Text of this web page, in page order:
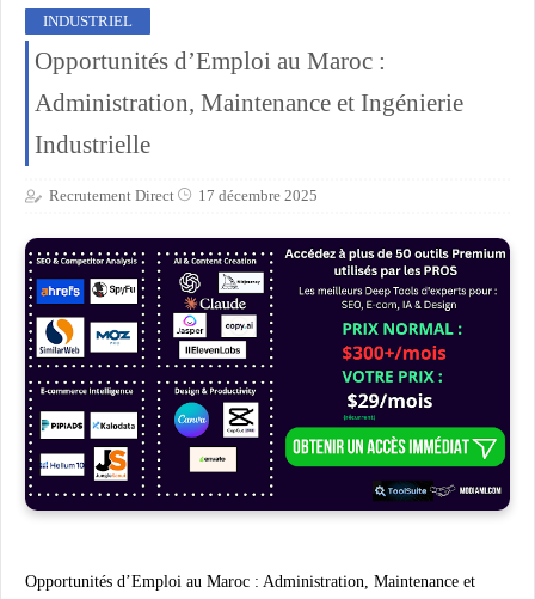
INDUSTRIEL
Opportunités d’Emploi au Maroc :
Administration, Maintenance et Ingénierie
Industrielle
Recrutement Direct 17 décembre 2025
Opportunités d’Emploi au Maroc : Administration, Maintenance et